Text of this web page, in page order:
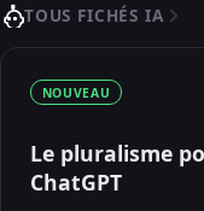
TOUS FICHÉS IA
NOUVEAU
Le pluralisme
ChatGPT